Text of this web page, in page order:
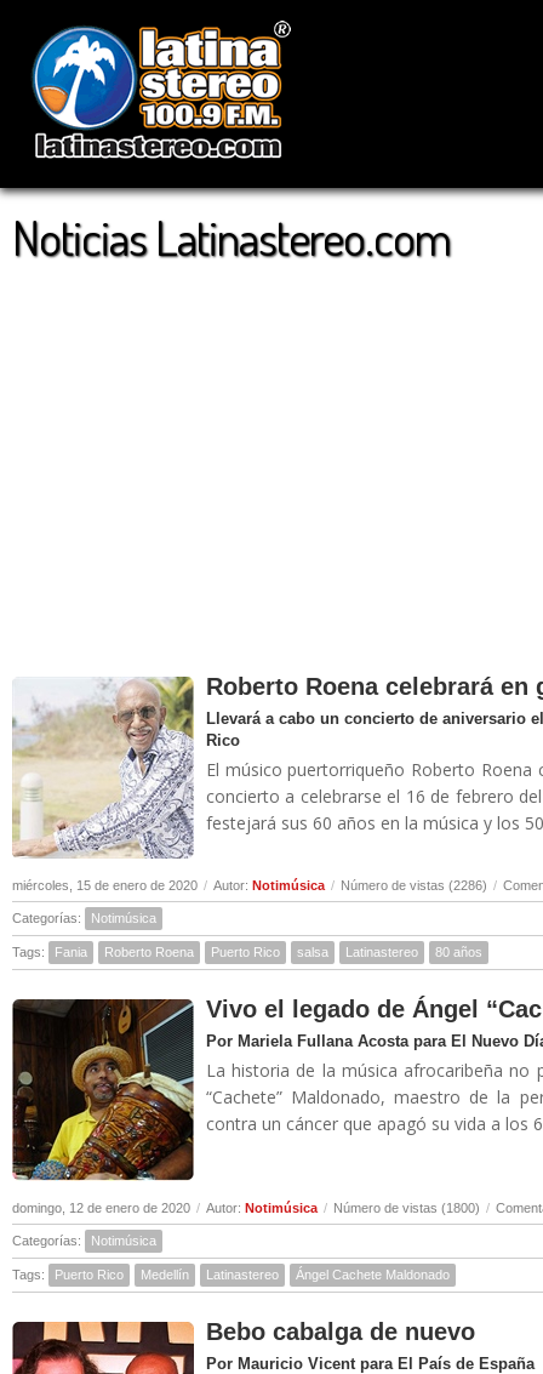
Noticias Latinastereo.com
Roberto Roena celebrará en
Llevará a cabo un concierto de aniversario
Rico
El músico puertorriqueño Roberto
concierto a celebrarse el 16 de febrero
festejará sus 60 años en la música y los
miércoles, 15 de enero de 2020 / Autor: Notimúsica / Número de vistas (2286) /
Categorías: Notimúsica
Tags: Fania Roberto Roena Puerto Rico salsa Latinastereo 80 años
Vivo el legado de Ángel
Por Mariela Fullana Acosta para El Nuevo
La historia de la música afrocaribeña no
“Cachete” Maldonado, maestro de la
contra un cáncer que apagó su vida a los
domingo, 12 de enero de 2020 / Autor: Notimúsica / Número de vistas (1800) /
Categorías: Notimúsica
Tags: Puerto Rico Medellín Latinastereo Ángel Cachete Maldonado
Bebo cabalga de nuevo
Por Mauricio Vicent para El País de España